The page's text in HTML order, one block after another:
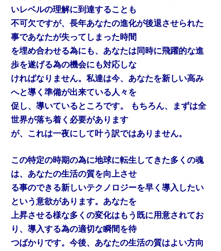
いレベルの理解に到達することも
不可欠ですが、長年あなたの進化が後退させられた
事であなたが失ってしまった時間
を埋め合わせる為にも、あなたは同時に飛躍的な進
歩を遂げる為の機会にも対応しな
ければなりません。私達は今、あなたを新しい高み
へと導く準備が出来ている人々を
促し、導いているところです。 もちろん、まずは全
世界が落ち着く必要があります
が、これは一夜にして叶う訳ではありません。
この特定の時期の為に地球に転生してきた多くの魂
は、あなたの生活の質を向上させ
る事のできる新しいテクノロジーを早く導入したい
という意欲があります。あなたを
上昇させる様な多くの変化はもう既に用意されてお
り、導入する為の適切な瞬間を待
つばかりです。今後、あなたの生活の質はよい方向